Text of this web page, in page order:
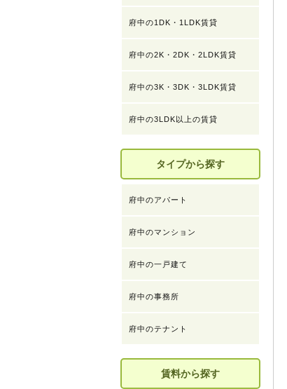
府中の1DK・1LDK賃貸
府中の2K・2DK・2LDK賃貸
府中の3K・3DK・3LDK賃貸
府中の3LDK以上の賃貸
タイプから探す
府中のアパート
府中のマンション
府中の一戸建て
府中の事務所
府中のテナント
賃料から探す